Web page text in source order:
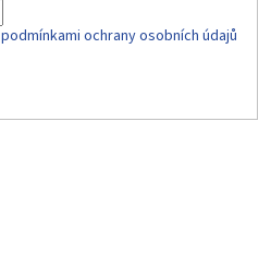
podmínkami ochrany osobních údajů